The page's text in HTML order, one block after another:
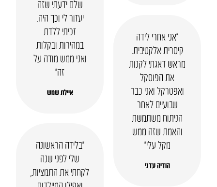
שלם ידעתי שזה
יעזור לי וכך היה.
זכיתי ללדת
במהירות ובקלות
ואני ממש מודה על
זה”
איילת שמש
“אני אחרי לידה
קיסרית אלקטיבית.
מראש דאגתי לקנות
את הפוסקל
ואפטרקל ואני כבר
שבועיים לאחר
הניתוח משתמשת
והאמת שזה ממש
מקל עלי״
הודיה עדני
“בלידה הראשונה
שלי לפני שנה
לקחתי את התמציות,